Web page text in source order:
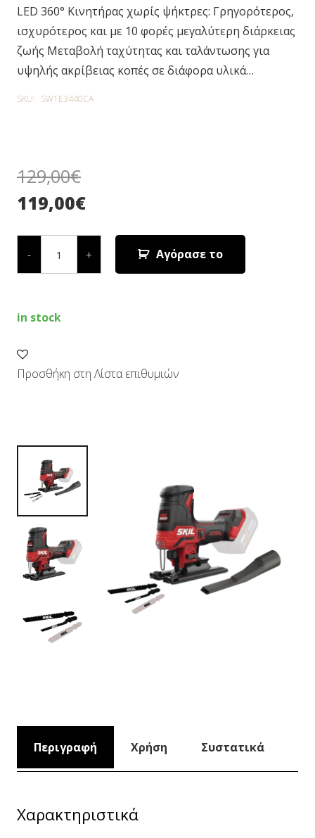
LED 360° Κινητήρας χωρίς ψήκτρες: Γρηγορότερος,
ισχυρότερος και με 10 φορές μεγαλύτερη διάρκειας
ζωής Mεταβολή ταχύτητας και ταλάντωσης για
υψηλής ακρίβειας κοπές σε διάφορα υλικά…
SKU: SW1E3440CA
129,00€
119,00€
-
ΣΕΓΑ
COMPACT
ΜΠΑΤΑΡΙΑΣ
(SOLO)
+ Αγόρασε το
in stock
Προσθήκη στη Λίστα επιθυμιών
Περιγραφή Χρήση Συστατικά
Χαρακτηριστικά